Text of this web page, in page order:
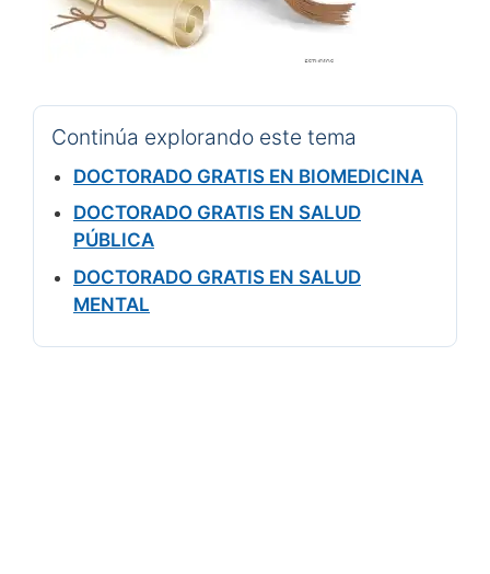
Continúa explorando este tema
DOCTORADO GRATIS EN BIOMEDICINA
DOCTORADO GRATIS EN SALUD
PÚBLICA
DOCTORADO GRATIS EN SALUD
MENTAL